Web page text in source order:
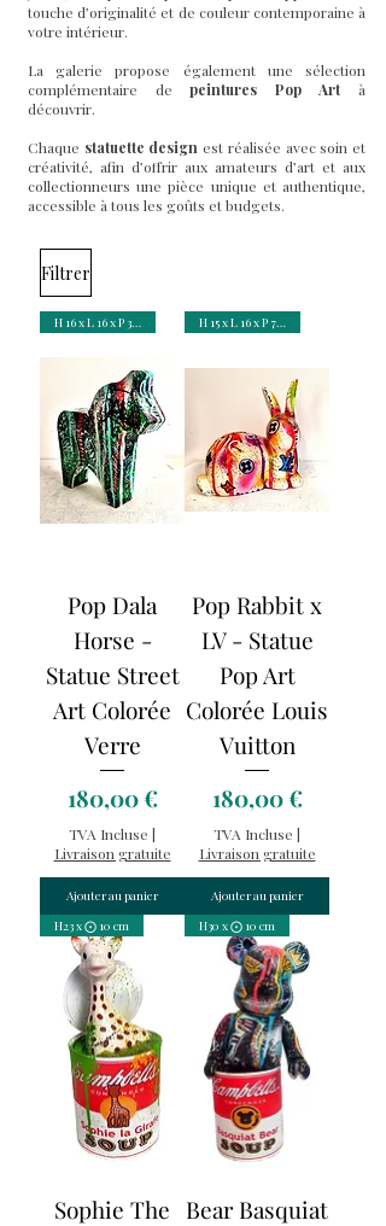
touche d’originalité et de couleur contemporaine à
votre intérieur.
La galerie propose également une sélection
complémentaire depeintures Pop Art à
découvrir.
Chaque statuette design est réalisée avec soin et
créativité, afin d’offrir aux amateurs d’art et aux
collectionneurs une pièce unique et authentique,
accessible à tous les goûts et budgets.
Filtrer
H 16 x L 16 x P 3,5 cm
Pop Dala
Horse -
Statue Street
Art Colorée
Verre
Prix
180,00 €
TVA Incluse |
Livraison gratuite
Ajouter au panier
H 15 x L 16 x P 7 cm
Pop Rabbit x
LV - Statue
Pop Art
Colorée Louis
Vuitton
Prix
180,00 €
TVA Incluse |
Livraison gratuite
Ajouter au panier
H23 x ⨀ 10 cm
Sophie The
H30 x ⨀ 10 cm
Bear Basquiat